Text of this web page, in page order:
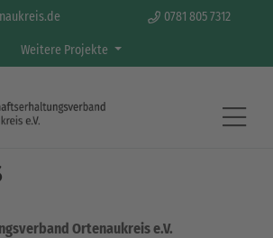
0781 805 7312
Weitere Projekte
und Landschaft.
Ortenaukreis e.V.